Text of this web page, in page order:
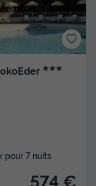
★★★
pour 7 nuits
574 €